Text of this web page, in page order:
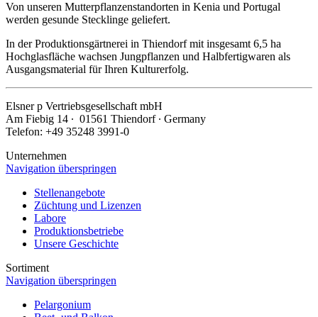
Von unseren Mutterpflanzenstandorten in Kenia und Portugal
werden gesunde Stecklinge geliefert.
In der Produktionsgärtnerei in Thiendorf mit insgesamt 6,5 ha
Hochglasfläche wachsen Jungpflanzen und Halbfertigwaren als
Ausgangsmaterial für Ihren Kulturerfolg.
Elsnerp Vertriebsgesellschaft mbH
Am Fiebig 14 ∙ 01561 Thiendorf ∙ Germany
Telefon: +49 35248 3991-0
Unternehmen
Navigation überspringen
Stellenangebote
Züchtung und Lizenzen
Labore
Produktionsbetriebe
Unsere Geschichte
Sortiment
Navigation überspringen
Pelargonium